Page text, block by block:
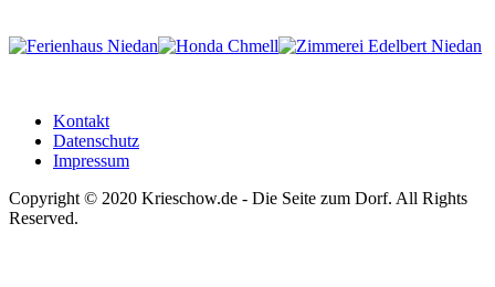
Kontakt
Datenschutz
Impressum
Copyright © 2020 Krieschow.de - Die Seite zum Dorf. All Rights
Reserved.